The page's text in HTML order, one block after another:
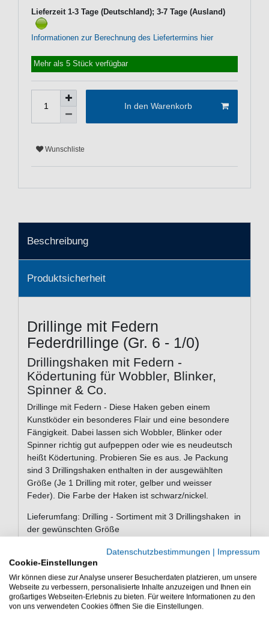
Lieferzeit 1-3 Tage (Deutschland); 3-7 Tage (Ausland)
Informationen zur Berechnung des Liefertermins hier
Mehr als 5 Stück verfügbar
In den Warenkorb
Wunschliste
Beschreibung
Produktsicherheit
Drillinge mit Federn
Federdrillinge (Gr. 6 - 1/0)
Drillingshaken mit Federn -
Ködertuning für Wobbler, Blinker,
Spinner & Co.
Drillinge mit Federn - Diese Haken geben einem
Kunstköder ein besonderes Flair und eine besondere
Fängigkeit. Dabei lassen sich Wobbler, Blinker oder
Spinner richtig gut aufpeppen oder wie es neudeutsch
heißt Ködertuning. Probieren Sie es aus. Je Packung
sind 3 Drillingshaken enthalten in der ausgewählten
Größe (Je 1 Drilling mit roter, gelber und weisser
Feder). Die Farbe der Haken ist schwarz/nickel.
Lieferumfang: Drilling - Sortiment mit 3 Drillingshaken in
der gewünschten Größe
Diese Drillinge mit Federn Federdrillinge (Gr. 6 - 1/0)
sind gute Drillingshaken - Ködertuning für Wobbler,
Blinker, Spinner & Co.
Datenschutzbestimmungen | Impressum
Cookie-Einstellungen
Wir können diese zur Analyse unserer Besucherdaten platzieren, um unsere
Webseite zu verbessern, personalisierte Inhalte anzuzeigen und Ihnen ein
großartiges Webseiten-Erlebnis zu bieten. Für weitere Informationen zu den
von uns verwendeten Cookies öffnen Sie die Einstellungen.